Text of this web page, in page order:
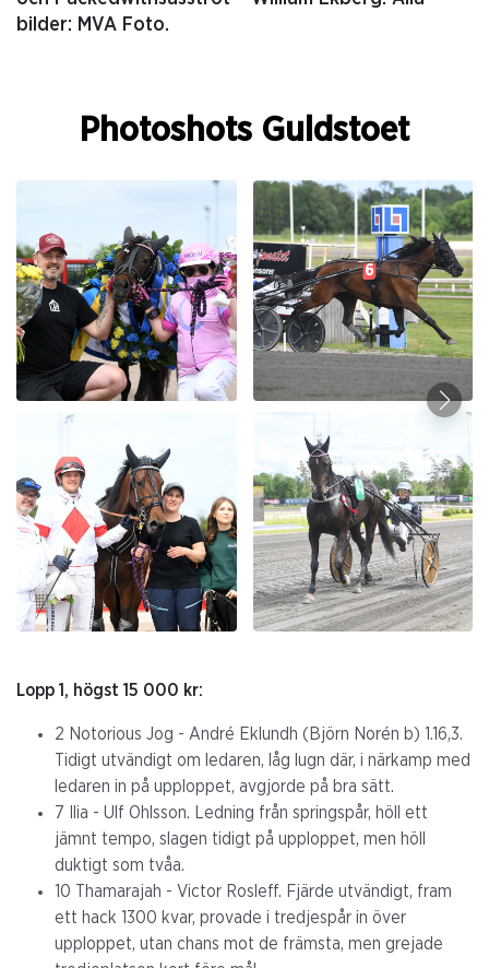
bilder: MVA Foto.
Photoshots Guldstoet
Lopp 1, högst 15 000 kr:
2 Notorious Jog - André Eklundh (Björn Norén b) 1.16,3.
Tidigt utvändigt om ledaren, låg lugn där, i närkamp med
ledaren in på upploppet, avgjorde på bra sätt.
7 Ilia - Ulf Ohlsson. Ledning från springspår, höll ett
jämnt tempo, slagen tidigt på upploppet, men höll
duktigt som tvåa.
10 Thamarajah - Victor Rosleff. Fjärde utvändigt, fram
ett hack 1300 kvar, provade i tredjespår in över
upploppet, utan chans mot de främsta, men grejade